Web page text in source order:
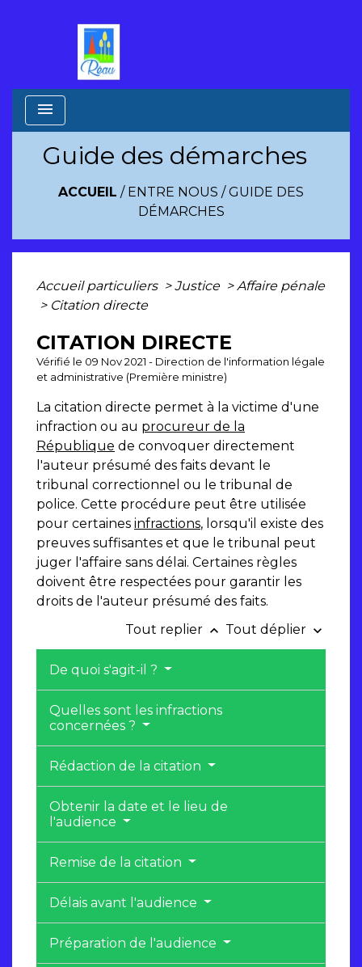
menu
Guide des démarches
ACCUEIL / ENTRE NOUS /GUIDE DES
DÉMARCHES
Accueil particuliers > Justice > Affaire pénale
> Citation directe
CITATION DIRECTE
Vérifié le 09 Nov 2021 - Direction de l'information légale
et administrative (Première ministre)
La citation directe permet à la victime d'une
infraction ou au procureur de la
République de convoquer directement
l'auteur présumé des faits devant le
tribunal correctionnel ou le tribunal de
police. Cette procédure peut être utilisée
pour certaines infractions, lorsqu'il existe des
preuves suffisantes et que le tribunal peut
juger l'affaire sans délai. Certaines règles
doivent être respectées pour garantir les
droits de l'auteur présumé des faits.
Tout replier keyboard_arrow_up Tout déplier keyboard_arrow_down
De quoi s'agit-il ?
Quelles sont les infractions
concernées ?
Rédaction de la citation
Obtenir la date et le lieu de
l'audience
Remise de la citation
Délais avant l'audience
Préparation de l'audience